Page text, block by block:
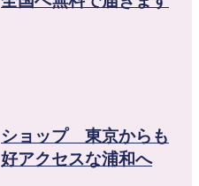
ショップ 東京からも
好アクセスな浦和へ